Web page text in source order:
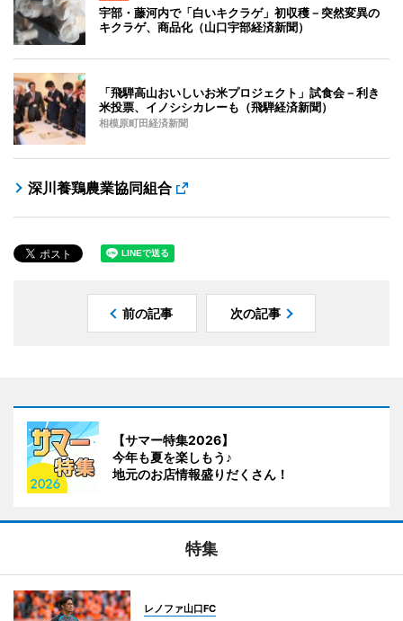
宇部・藤河内で「白いキクラゲ」初収穫－突然変異の
キクラゲ、商品化（山口宇部経済新聞）
「飛騨高山おいしいお米プロジェクト」試食会－利き
米投票、イノシシカレーも（飛騨経済新聞）
相模原町田経済新聞
深川養鶏農業協同組合
前の記事 次の記事
【サマー特集2026】
今年も夏を楽しもう♪
地元のお店情報盛りだくさん！
特集
レノファ山口FC